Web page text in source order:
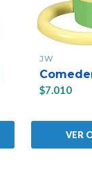
JW
$7.010
VER